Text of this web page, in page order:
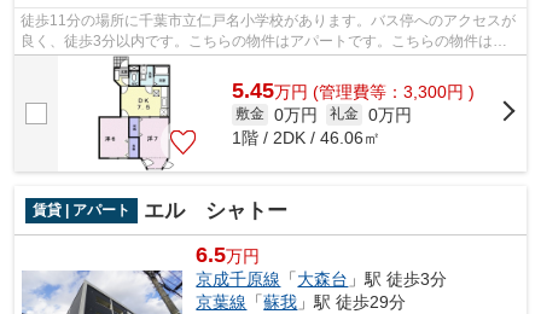
徒歩11分の場所に千葉市立仁戸名小学校があります。バス停へのアクセスが
良く、徒歩3分以内です。こちらの物件はアパートです。こちらの物件はイ
ンターネットをご利用いただけます。明...
5.45万円 (管理費等：3,300円 )
敷金 0万円 礼金 0万円
1階 / 2DK / 46.06㎡
賃貸 | アパート エル シャトー
6.5万円
京成千原線 「大森台 」駅 徒歩3分
京葉線 「蘇我 」駅 徒歩29分